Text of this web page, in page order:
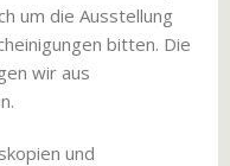
um die Ausstellung
bitten. Die
wir aus
und